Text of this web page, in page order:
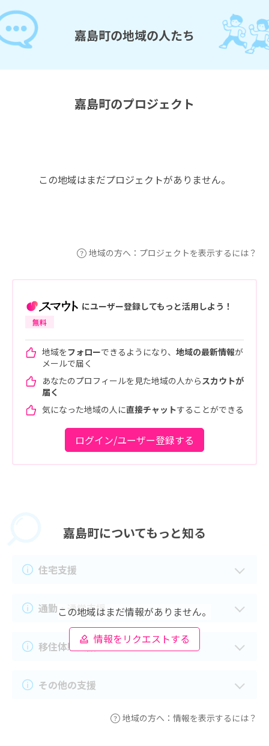
嘉島町の地域の人たち
嘉島町のプロジェクト
この地域はまだプロジェクトがありません。
地域の方へ：プロジェクトを表示するには？
にユーザー登録してもっと活用しよう！
無料
地域をフォローできるようになり、 地域の最新情報が
メールで届く
あなたのプロフィールを見た地域の人からスカウトが
届く
気になった地域の人に直接チャットすることができる
ログイン/ユーザー登録する
嘉島町についてもっと知る
この地域はまだ情報がありません。
情報をリクエストする
住宅支援
通勤・通学支援
移住体験支援
その他の支援
地域の方へ：情報を表示するには？